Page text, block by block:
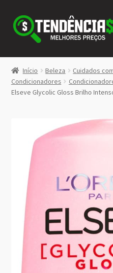
Pular
para
navegação
Pular
para
conteúdo
LOJA
<>
Início Beleza Cuidados
Condicionadores
Elseve Glycolic Gloss Brilho